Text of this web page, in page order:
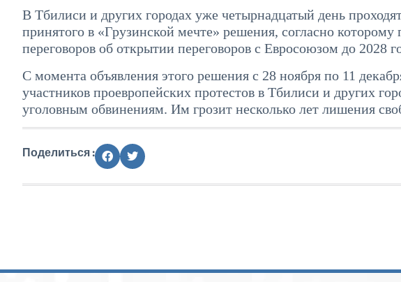
В Тбилиси и других городах уже четырнадцатый день
принятого в «Грузинской мечте» решения, согласно
переговоров об открытии переговоров с Евросоюзом до 2028
С момента объявления этого решения с 28 ноября по 11
участников проевропейских протестов в Тбилиси и других
уголовным обвинениям. Им грозит несколько лет лишения
Поделиться :